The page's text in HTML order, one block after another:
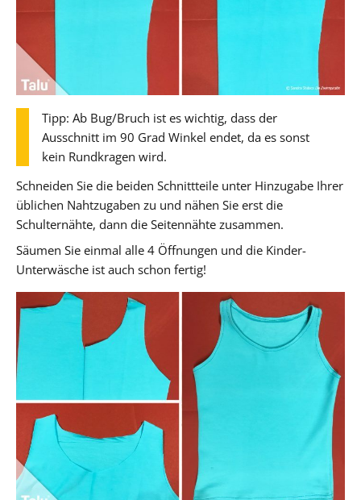
Tipp: Ab Bug/Bruch ist es wichtig, dass der
Ausschnitt im 90 Grad Winkel endet, da es sonst
kein Rundkragen wird.
Schneiden Sie die beiden Schnittteile unter Hinzugabe Ihrer
üblichen Nahtzugaben zu und nähen Sie erst die
Schulternähte, dann die Seitennähte zusammen.
Säumen Sie einmal alle 4 Öffnungen und die Kinder-
Unterwäsche ist auch schon fertig!